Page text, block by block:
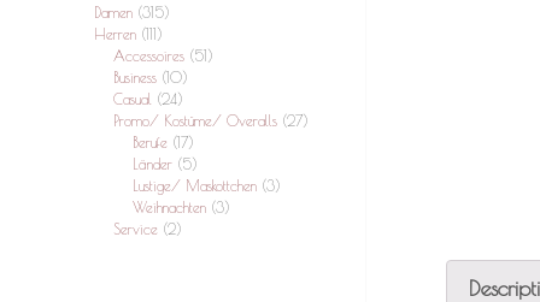
Damen (315)
Herren (111)
Accessoires (51)
Business (10)
Casual (24)
Promo/ Kostüme/ Overalls (27)
Berufe (17)
Länder (5)
Lustige/ Maskottchen (3)
Weihnachten (3)
Service (2)